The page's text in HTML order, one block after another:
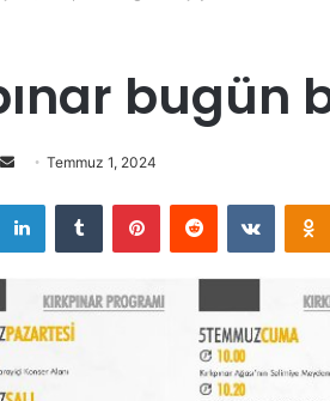
bugün
Bir
posta
göndermek
Temmuz 1, 2024
LinkedInTumblr PinterestReddit